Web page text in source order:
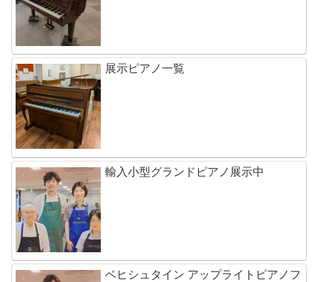
展示ピアノ一覧
輸入小型グランドピアノ展示中
ベヒシュタイン アップライトピアノフ